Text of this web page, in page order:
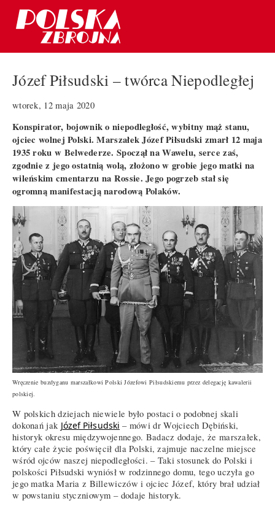
Józef Piłsudski – twórca Niepodległej
wtorek, 12 maja 2020
Konspirator, bojownik o niepodległość, wybitny mąż stanu,
ojciec wolnej Polski. Marszałek Józef Piłsudski zmarł 12 maja
1935 roku w Belwederze. Spoczął na Wawelu, serce zaś,
zgodnie z jego ostatnią wolą, złożono w grobie jego matki na
wileńskim cmentarzu na Rossie. Jego pogrzeb stał się
ogromną manifestacją narodową Polaków.
Wręczenie buzdyganu marszałkowi Polski Józefowi Piłsudskiemu przez delegację kawalerii
polskiej.
W polskich dziejach niewiele było postaci o podobnej skali
dokonań jak Józef Piłsudski – mówi dr Wojciech Dębiński,
historyk okresu międzywojennego. Badacz dodaje, że marszałek,
który całe życie poświęcił dla Polski, zajmuje naczelne miejsce
wśród ojców naszej niepodległości. – Taki stosunek do Polski i
polskości Piłsudski wyniósł w rodzinnego domu, tego uczyła go
jego matka Maria z Billewiczów i ojciec Józef, który brał udział
w powstaniu styczniowym – dodaje historyk.